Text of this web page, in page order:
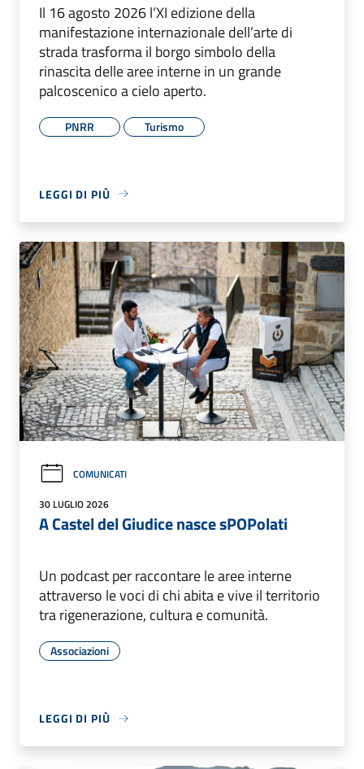
Il 16 agosto 2026 l’XI edizione della
manifestazione internazionale dell’arte di
strada trasforma il borgo simbolo della
rinascita delle aree interne in un grande
palcoscenico a cielo aperto.
PNRR Turismo
LEGGI DI PIÙ
COMUNICATI
30 LUGLIO 2026
A Castel del Giudice nasce sPOPolati
Un podcast per raccontare le aree interne
attraverso le voci di chi abita e vive il territorio
tra rigenerazione, cultura e comunità.
Associazioni
LEGGI DI PIÙ